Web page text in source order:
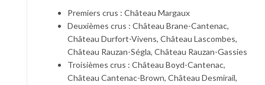
Premiers crus : Château Margaux
Deuxièmes crus : Château Brane-Cantenac,
Château Durfort-Vivens, Château Lascombes,
Château Rauzan-Ségla, Château Rauzan-Gassies
Troisièmes crus : Château Boyd-Cantenac,
Château Cantenac-Brown, Château Desmirail,